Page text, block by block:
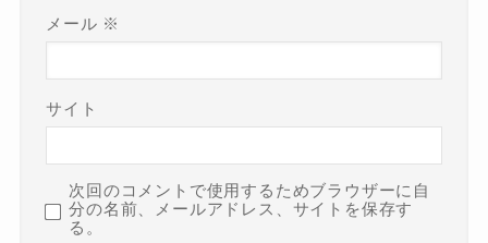
メール ※
サイト
次回のコメントで使用するためブラウザーに自
分の名前、メールアドレス、サイトを保存す
る。